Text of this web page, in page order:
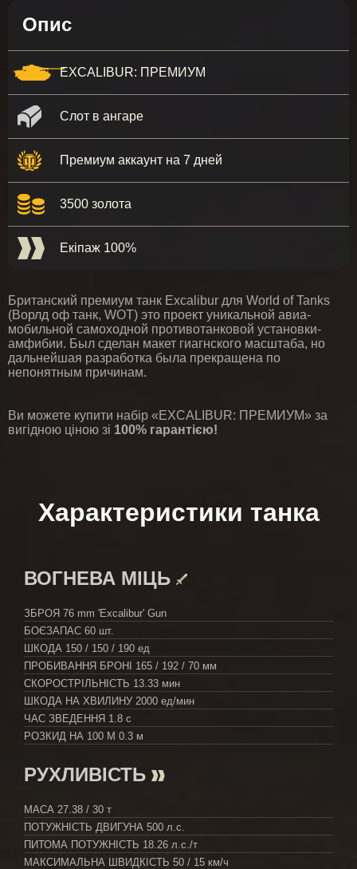
Опис
EXCALIBUR: ПРЕМИУМ
Слот в ангаре
Премиум аккаунт на 7 дней
3500 золота
Екіпаж 100%
Британский премиум танк Excalibur для World of Tanks
(Ворлд оф танк, WOT) это проект уникальной авиа-
мобильной самоходной противотанковой установки-
амфибии. Был сделан макет гиагнского масштаба, но
дальнейшая разработка была прекращена по
непонятным причинам.
Ви можете купити набір «EXCALIBUR: ПРЕМИУМ» за
вигідною ціною зі 100% гарантією!
Характеристики танка
ВОГНЕВА МІЦЬ
ЗБРОЯ 76 mm 'Excalibur' Gun
БОЄЗАПАС 60 шт.
ШКОДА 150 / 150 / 190 ед
ПРОБИВАННЯ БРОНІ 165 / 192 / 70 мм
СКОРОСТРІЛЬНІСТЬ 13.33 мин
ШКОДА НА ХВИЛИНУ 2000 ед/мин
ЧАС ЗВЕДЕННЯ 1.8 с
РОЗКИД НА 100 М 0.3 м
РУХЛИВІСТЬ
МАСА 27.38 / 30 т
ПОТУЖНІСТЬ ДВИГУНА 500 л.с.
ПИТОМА ПОТУЖНІСТЬ 18.26 л.с./т
МАКСИМАЛЬНА ШВИДКІСТЬ 50 / 15 км/ч